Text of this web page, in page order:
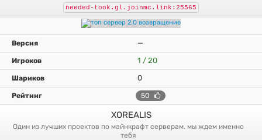
needed-took.gl.joinmc.link:25565
—
1 / 20
0
50
XOREALIS
один из лучших проектов по майнкрафт серверам. мы ждем именно
тебя